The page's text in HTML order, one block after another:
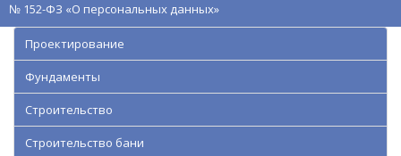
№ 152-ФЗ «О персональных данных»
Проектирование
Фундаменты
Строительство
Строительство бани